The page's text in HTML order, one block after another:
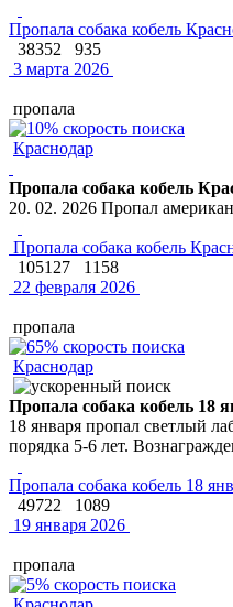
Пропала собака кобель
38352
935
3 марта 2026
пропала
Краснодар
Пропала собака кобель
20. 02. 2026 Пропал
Пропала собака кобель
105127
1158
22 февраля 2026
пропала
Краснодар
Пропала собака кобель 18
18 января пропал светлый
порядка 5-6 лет.
Пропала собака кобель 18
49722
1089
19 января 2026
пропала